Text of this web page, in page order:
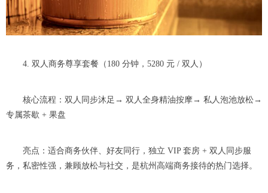
4. 双人商务尊享套餐（180 分钟，5280 元 / 双人）
核心流程：双人同步沐足→ 双人全身精油按摩→ 私人泡池放松→
专属茶歇 + 果盘
亮点：适合商务伙伴、好友同行，独立 VIP 套房 + 双人同步服
务，私密性强，兼顾放松与社交，是杭州高端商务接待的热门选择。